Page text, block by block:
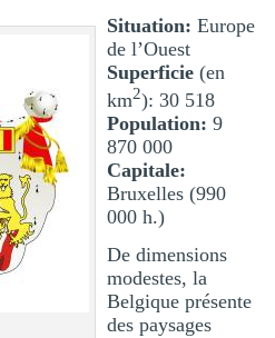
Situation: Europe
de l’Ouest
Superficie (en
km2): 30 518
Population: 9
870 000
Capitale:
Bruxelles (990
000 h.)
De dimensions
modestes, la
Belgique présente
des paysages